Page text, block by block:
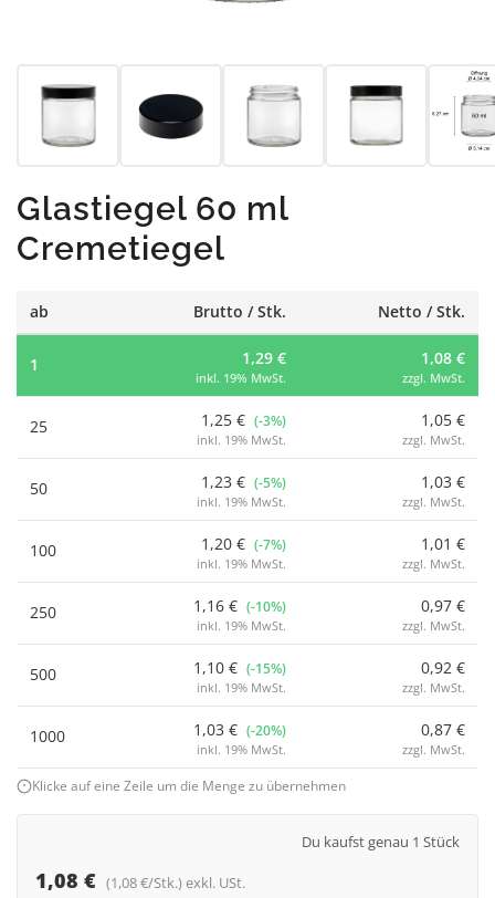
Glastiegel 60 ml
Cremetiegel
ab Brutto / Stk. Netto / Stk.
1 1,29 €
inkl. 19% MwSt.
1,08 €
zzgl. MwSt.
25 1,25 € (-3%)
inkl. 19% MwSt.
1,05 €
zzgl. MwSt.
50 1,23 € (-5%)
inkl. 19% MwSt.
1,03 €
zzgl. MwSt.
100 1,20 € (-7%)
inkl. 19% MwSt.
1,01 €
zzgl. MwSt.
250 1,16 € (-10%)
inkl. 19% MwSt.
0,97 €
zzgl. MwSt.
500 1,10 € (-15%)
inkl. 19% MwSt.
0,92 €
zzgl. MwSt.
1000 1,03 € (-20%)
inkl. 19% MwSt.
0,87 €
zzgl. MwSt.
Klicke auf eine Zeile um die Menge zu übernehmen
Du kaufst genau 1 Stück
1,08 € (1,08 €/Stk.) exkl. USt.